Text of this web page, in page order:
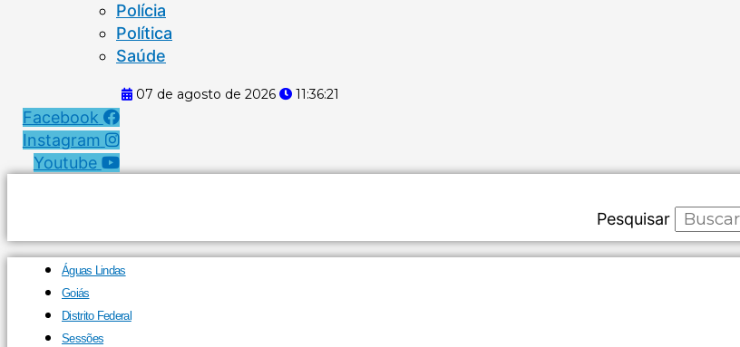
Polícia
Política
Saúde
07 de agosto de 2026 11:36:21
Facebook
Instagram
Youtube
Pesquisar
Águas Lindas
Goiás
Distrito Federal
Sessões